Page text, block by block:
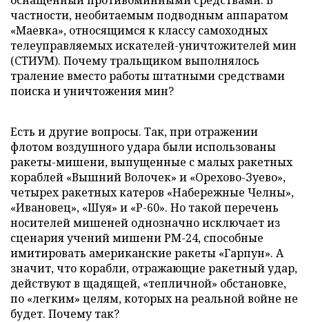
частности, необитаемым подводным аппаратом
«Маевка», относящимся к классу самоходных
телеуправляемых искателей-уничтожителей мин
(СТИУМ). Почему тральщиком выполнялось
траление вместо работы штатными средствами
поиска и уничтожения мин?
Есть и другие вопросы. Так, при отражении
флотом воздушного удара были использованы
ракеты-мишени, выпущенные с малых ракетных
кораблей «Вышний Волочек» и «Орехово-Зуево»,
четырех ракетных катеров «Набережные Челны»,
«Ивановец», «Шуя» и «Р-60». Но такой перечень
носителей мишеней однозначно исключает из
сценария учений мишени РМ-24, способные
имитировать американские ракеты «Гарпун». А
значит, что корабли, отражающие ракетный удар,
действуют в щадящей, «тепличной» обстановке,
по «легким» целям, которых на реальной войне не
будет. Почему так?